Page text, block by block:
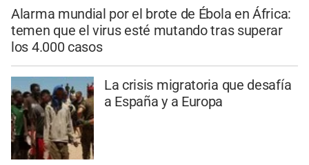
Alarma mundial por el brote de Ébola en África:
temen que el virus esté mutando tras superar
los 4.000 casos
La crisis migratoria que desafía
a España y a Europa